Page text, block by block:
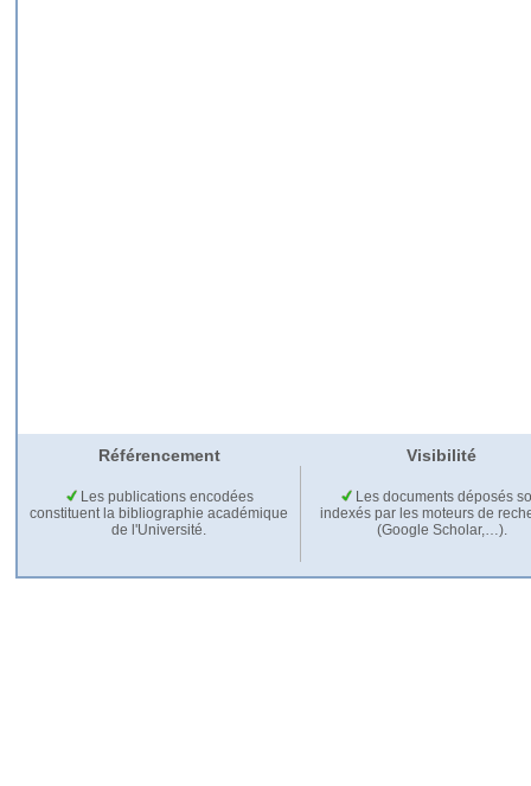
Référencement Visibilité
Les publications encodées
constituent la bibliographie académique
de l'Université.
Les documents déposés
indexés par les moteurs de
(Google Scholar,…).